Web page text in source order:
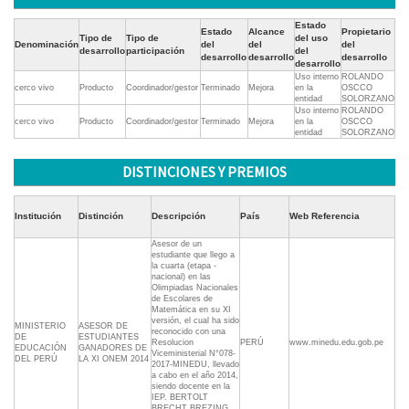
Denominación
Tipo de
desarrollo
Tipo de
participación
Estado
del
desarrollo
Alcance
del
desarrollo
Estado
del uso
del
desarrollo
Propietario
del
desarrollo
cerco vivo Producto Coordinador/gestor Terminado Mejora
Uso interno
en la
entidad
ROLANDO
OSCCO
SOLORZANO
cerco vivo Producto Coordinador/gestor Terminado Mejora
Uso interno
en la
entidad
ROLANDO
OSCCO
SOLORZANO
DISTINCIONES Y PREMIOS
Institución Distinción Descripción País Web Referencia
MINISTERIO
DE
EDUCACIÓN
DEL PERÚ
ASESOR DE
ESTUDIANTES
GANADORES DE
LA XI ONEM 2014
Asesor de un
estudiante que llego a
la cuarta (etapa -
nacional) en las
Olimpiadas Nacionales
de Escolares de
Matemática en su XI
versión, el cual ha sido
reconocido con una
Resolucion
Viceministerial N°078-
2017-MINEDU, llevado
a cabo en el año 2014,
siendo docente en la
IEP. BERTOLT
PERÚ www.minedu.edu.gob.pe